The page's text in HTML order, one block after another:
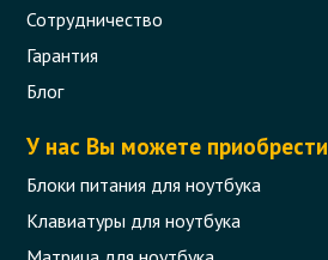
Сотрудничество
Гарантия
Блог
У нас Вы можете приобрести
Блоки питания для ноутбука
Клавиатуры для ноутбука